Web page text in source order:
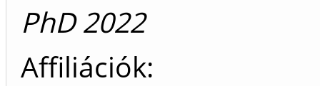
PhD 2022
Affiliációk